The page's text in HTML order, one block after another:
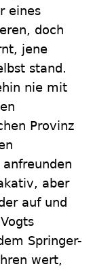
eines
doch
jene
stand.
nie mit
Provinz
aber
auf und
Springer-
wert,